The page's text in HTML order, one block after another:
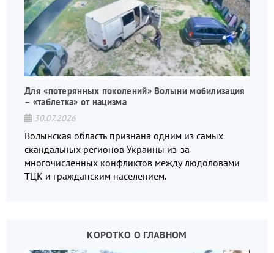
Для «потерянных поколений» Волыни мобилизация
– «таблетка» от нацизма
30.07.2026
Волынская область признана одним из самых
скандальных регионов Украины из-за
многочисленных конфликтов между людоловами
ТЦК и гражданским населением.
КОРОТКО О ГЛАВНОМ